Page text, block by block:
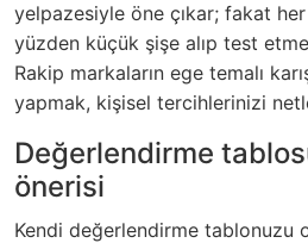
yelpazesiyle öne çıkar; fakat her
yüzden küçük şişe alıp test
Rakip markaların ege temalı
yapmak, kişisel tercihlerinizi
Değerlendirme
önerisi
Kendi değerlendirme tablonuzu